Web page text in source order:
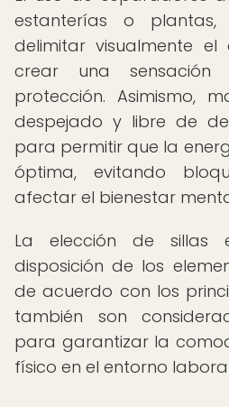
estanterías o
delimitar visualmente
crear una
protección. Asimismo,
despejado y libre de
para permitir que la
óptima, evitando
afectar el bienestar
La elección de sillas
disposición de los
de acuerdo con los
también son
para garantizar la
físico en el entorno